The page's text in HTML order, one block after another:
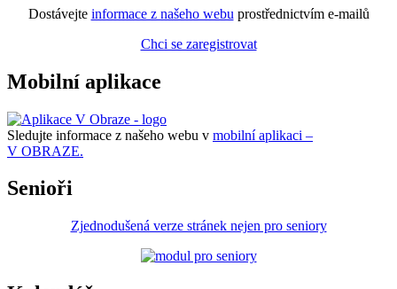
Dostávejte informace z našeho webu prostřednictvím e-mailů
Chci se zaregistrovat
Mobilní aplikace
Sledujte informace z našeho webu v mobilní aplikaci –
V OBRAZE.
Senioři
Zjednodušená verze stránek nejen pro seniory